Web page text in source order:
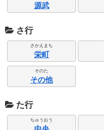
源武
さ行
さかえまち
栄町
そのた
その他
た行
ちゅうおう